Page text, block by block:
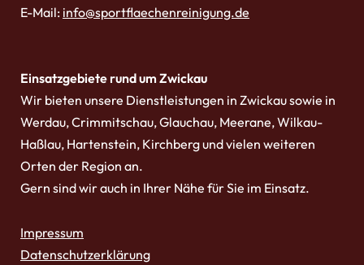
E-Mail: info@sportflaechenreinigung.de
Einsatzgebiete rund um Zwickau
Wir bieten unsere Dienstleistungen in Zwickau sowie in
Werdau, Crimmitschau, Glauchau, Meerane, Wilkau-
Haßlau, Hartenstein, Kirchberg und vielen weiteren
Orten der Region an.
Gern sind wir auch in Ihrer Nähe für Sie im Einsatz.
Impressum
Datenschutzerklärung